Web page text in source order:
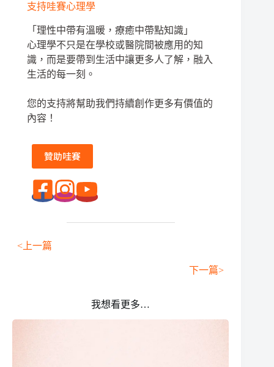
支持哇賽心理學
「理性中帶有溫暖，療癒中帶點知識」
心理學不只是在學校或醫院間被應用的知
識，而是要帶到生活中讓更多人了解，融入
生活的每一刻。
您的支持將幫助我們持續創作更多有價值的
內容！
贊助哇賽
<上一篇
下一篇>
我想看更多…